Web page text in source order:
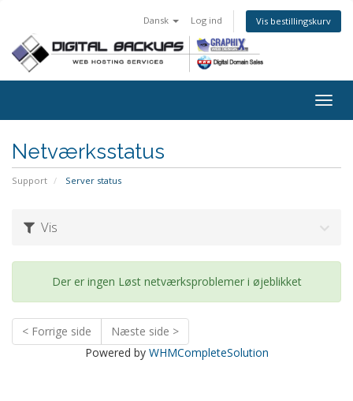
Dansk Log ind Vis bestillingskurv
Netværksstatus
Support Server status
Vis
Der er ingen Løst netværksproblemer i øjeblikket
< Forrige side
Næste side >
Powered by WHMCompleteSolution